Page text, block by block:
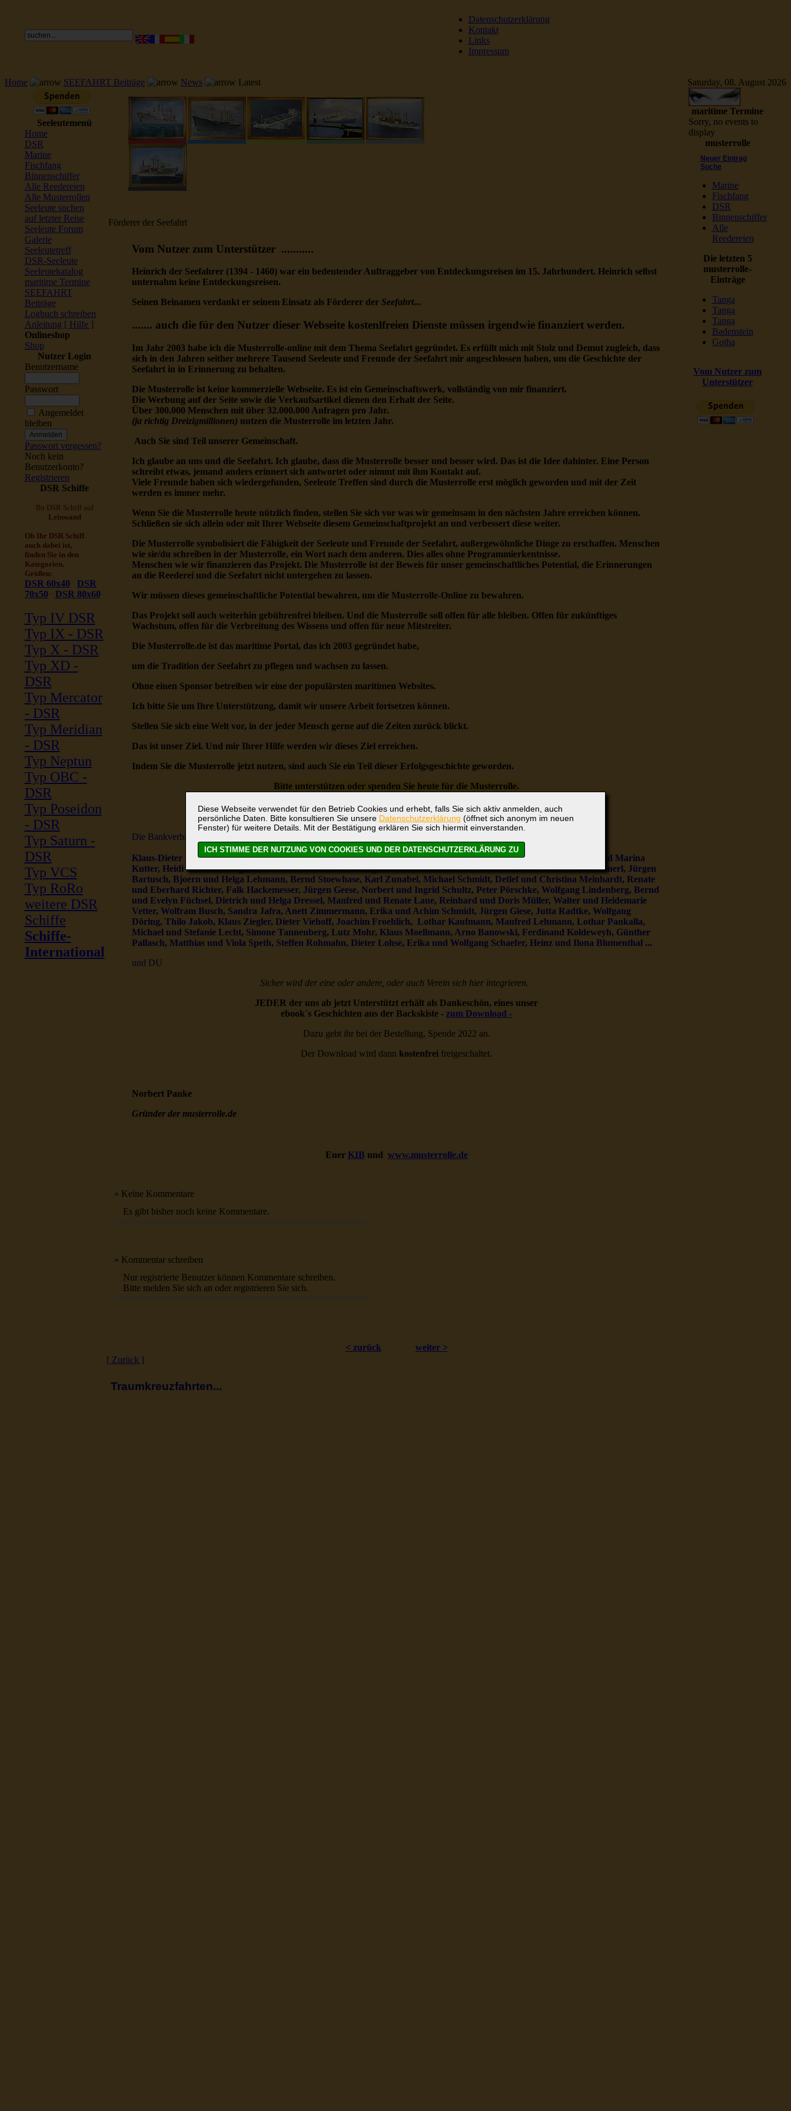
Diese Webseite verwendet für den Betrieb Cookies und erhebt, falls Sie sich aktiv anmelden, auch
persönliche Daten. Bitte konsultieren Sie unsere Datenschutzerklärung (öffnet sich anonym im neuen
Fenster) für weitere Details. Mit der Bestätigung erklären Sie sich hiermit einverstanden.
Datenschutzerklärung
Kontakt
Links
Impressum
Home SEEFAHRT Beiträge News Latest Saturday, 08. August 2026
Seeleutemenü
Home
DSR
Marine
Fischfang
Binnenschiffer
Alle Reedereien
Alle Musterrollen
Seeleute suchen
auf letzter Reise
Seeleute Forum
Galerie
Seeleutetreff
DSR-Seeleute
Seeleutekatalog
maritime Termine
SEEFAHRT
Beiträge
Logbuch schreiben
Anleitung [ Hilfe ]
Onlineshop
Shop
Nutzer Login
Benutzername
Passwort
Angemeldet
bleiben
Passwort vergessen?
Noch kein
Benutzerkonto?
Registrieren
DSR Schiffe
Ihr DSR Schiff auf
Leinwand
Ob Ihr DSR Schiff
auch dabei ist,
finden Sie in den
Kategorien.
Größen:
DSR 60x40
DSR
70x50
DSR 80x60
Typ IV DSR
Typ IX - DSR
Typ X - DSR
Typ XD -
DSR
Typ Mercator
- DSR
Typ Meridian
- DSR
Typ Neptun
Typ OBC -
DSR
Typ Poseidon
- DSR
Typ Saturn -
DSR
Typ VCS
Typ RoRo
weitere DSR
Schiffe
Schiffe-
International
Förderer der Seefahrt
Vom Nutzer zum Unterstützer ...........
Heinrich der Seefahrer (1394 - 1460) war ein bedeutender Auftraggeber von Entdeckungsreisen im 15. Jahrhundert. Heinrich selbst
unternahm keine Entdeckungsreisen.
Seinen Beinamen verdankt er seinem Einsatz als Förderer der Seefahrt...
....... auch die für den Nutzer dieser Webseite kostenlfreien Dienste müssen irgendwie finanziert werden.
Im Jahr 2003 habe ich die Musterrolle-online mit dem Thema Seefahrt gegründet. Es erfüllt mich mit Stolz und Demut zugleich, dass
sich in den Jahren seither mehrere Tausend Seeleute und Freunde der Seefahrt mir angeschlossen haben, um die Geschichte der
Seefahrt in in Erinnerung zu behalten.
Die Musterrolle ist keine kommerzielle Webseite. Es ist ein Gemeinschaftswerk, vollständig von mir finanziert.
Die Werbung auf der Seite sowie die Verkaufsartikel dienen den Erhalt der Seite.
Über 300.000 Menschen mit über 32.000.000 Anfragen pro Jahr.
(ja richtig Dreizigmillionen) nutzen die Musterrolle im letzten Jahr.
Auch Sie sind Teil unserer Gemeinschaft.
Ich glaube an uns und die Seefahrt. Ich glaube, dass die Musterrolle besser und besser wird. Das ist die Idee dahinter. Eine Person
schreibt etwas, jemand anders erinnert sich antwortet oder nimmt mit ihm Kontakt auf.
Viele Freunde haben sich wiedergefunden, Seeleute Treffen sind durch die Musterrolle erst möglich geworden und mit der Zeit
werden es immer mehr.
Wenn Sie die Musterrolle heute nützlich finden, stellen Sie sich vor was wir gemeinsam in den nächsten Jahre erreichen können.
Schließen sie sich allein oder mit Ihrer Webseite diesem Gemeinschaftprojekt an und verbessert diese weiter.
Die Musterrolle symbolisiert die Fähigkeit der Seeleute und Freunde der Seefahrt, außergewöhnliche Dinge zu erschaffen. Menschen
wie sie/du schreiben in der Musterrolle, ein Wort nach dem anderen. Dies alles ohne Programmierkentnisse.
Menschen wie wir finanzieren das Projekt. Die Musterrolle ist der Beweis für unser gemeinschaftliches Potential, die Erinnerungen
an die Reederei und die Seefahrt nicht untergehen zu lassen.
Wir müssen dieses gemeinschaftliche Potential bewahren, um die Musterrolle-Online zu bewahren.
Das Projekt soll auch weiterhin gebührenfrei bleiben. Und die Musterrolle soll offen für alle bleiben. Offen für zukünftiges
Wachstum, offen für die Verbreitung des Wissens und offen für neue Mitstreiter.
Die Musterrolle.de ist das maritime Portal, das ich 2003 gegründet habe,
um die Tradition der Seefahrt zu pflegen und wachsen zu lassen.
Ohne einen Sponsor betreiben wir eine der populärsten maritimen Websites.
Ich bitte Sie um Ihre Unterstützung, damit wir unsere Arbeit fortsetzen können.
Stellen Sie sich eine Welt vor, in der jeder Mensch gerne auf die Zeiten zurück blickt.
Das ist unser Ziel. Und mir Ihrer Hilfe werden wir dieses Ziel erreichen.
Indem Sie die Musterrolle jetzt nutzen, sind auch Sie ein Teil dieser Erfolgsgeschichte geworden.
Bitte unterstützen oder spenden Sie heute für die Musterrolle.
Die Bankverbindung haben diese Seeleute mit
Klaus-Dieter Sommer, Reinhard und Marion Förster, Alfred Doubrawa, Erhard Gratop, Karl-Heinz Gubick, Bernd und Marina
Kutter, Heidi Schröter, Holger Ruttkowski, Dietmar und Brigitt Cielek, Robert Schneider, Gerhard und Hannelore Lehnerl, Jürgen
Bartusch, Bjoern und Helga Lehmann, Bernd Stoewhase, Karl Zunabel, Michael Schmidt, Detlef und Christina Meinhardt, Renate
und Eberhard Richter, Falk Hackemesser, Jürgen Geese, Norbert und Ingrid Schultz, Peter Pörschke, Wolfgang Lindenberg, Bernd
und Evelyn Füchsel, Dietrich und Helga Dressel, Manfred und Renate Laue, Reinhard und Doris Müller, Walter und Heidemarie
Vetter, Wolfram Busch, Sandra Jafra, Anett Zimmermann, Erika und Achim Schmidt, Jürgen Giese, Jutta Radtke, Wolfgang
Döring, Thilo Jakob, Klaus Ziegler, Dieter Viehoff, Joachim Froehlich, Lothar Kaufmann, Manfred Lehmann, Lothar Pankalla,
Michael und Stefanie Lecht, Simone Tannenberg, Lutz Mohr, Klaus Moellmann, Arno Banowski, Ferdinand Koldeweyh, Günther
Pallasch, Matthias und Viola Speth, Steffen Rohmahn, Dieter Lohse, Erika und Wolfgang Schaefer, Heinz und Ilona Blumenthal ...
und DU
Sicher wird der eine oder andere, oder auch Verein sich hier integrieren.
JEDER der uns ab jetzt Unterstützt erhält als Dankeschön, eines unser
ebook´s Geschichten aus der Backskiste - zum Download -
Dazu gebt ihr bei der Bestellung, Spende 2022 an.
Der Download wird dann kostenfrei freigeschaltet.
Norbert Panke
Gründer der musterrolle.de
Euer KIB und www.musterrolle.de
» Keine Kommentare
Es gibt bisher noch keine Kommentare.
» Kommentar schreiben
Nur registrierte Benutzer können Kommentare schreiben.
Bitte melden Sie sich an oder registrieren Sie sich.
< zurück
weiter >
[ Zurück ]
Traumkreuzfahrten...
maritime Termine
Sorry, no events to
display
musterrolle
Neuer Eintrag
Suche
Marine
Fischfang
DSR
Binnenschiffer
Alle
Reedereien
Die letzten 5
musterrolle-
Einträge
Tanga
Tanga
Tanga
Badenstein
Gotha
Vom Nutzer zum
Unterstützer